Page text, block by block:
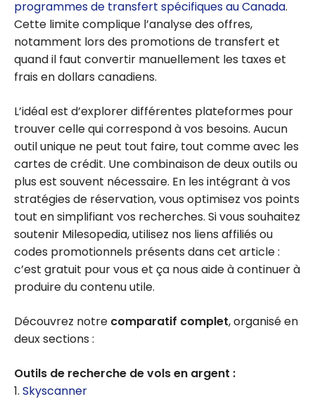
programmes de transfert spécifiques au Canada.
Cette limite complique l’analyse des offres,
notamment lors des promotions de transfert et
quand il faut convertir manuellement les taxes et
frais en dollars canadiens.
L’idéal est d’explorer différentes plateformes pour
trouver celle qui correspond à vos besoins. Aucun
outil unique ne peut tout faire, tout comme avec les
cartes de crédit. Une combinaison de deux outils ou
plus est souvent nécessaire. En les intégrant à vos
stratégies de réservation, vous optimisez vos points
tout en simplifiant vos recherches. Si vous souhaitez
soutenir Milesopedia, utilisez nos liens affiliés ou
codes promotionnels présents dans cet article :
c’est gratuit pour vous et ça nous aide à continuer à
produire du contenu utile.
Découvrez notre comparatif complet, organisé en
deux sections :
Outils de recherche de vols en argent :
1. Skyscanner